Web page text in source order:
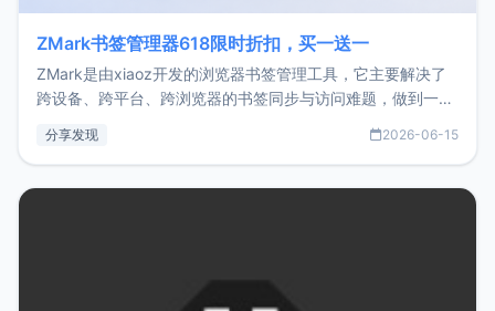
ZMark书签管理器618限时折扣，买一送一
ZMark是由xiaoz开发的浏览器书签管理工具，它主要解决了
跨设备、跨平台、跨浏览器的书签同步与访问难题，做到一处
用，让管理更高效。ZMark官网地址：
分享发现 2026-06-15